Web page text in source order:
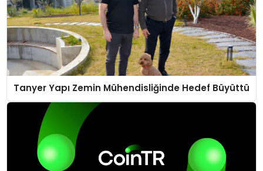
Tanyer Yapı Zemin Mühendisliğinde Hedef Büyüttü